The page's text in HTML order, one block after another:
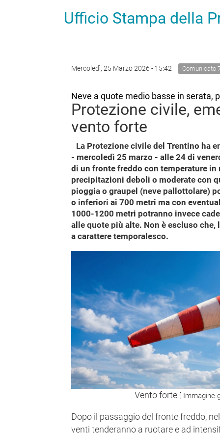
Ufficio Stampa della
Mercoledì, 25 Marzo 2026 - 15:42 Comunicato
Neve a quote medio basse in serata,
Protezione civile,
vento forte
La Protezione civile del Trentino ha
- mercoledì 25 marzo - alle 24 di
di un fronte freddo con temperature in
precipitazioni deboli o moderate con
pioggia o graupel (neve pallottolare)
o inferiori ai 700 metri ma con
1000-1200 metri potranno invece
alle quote più alte. Non è escluso
a carattere temporalesco.
Vento forte [ Immagine
Dopo il passaggio del fronte freddo,
venti tenderanno a ruotare e ad